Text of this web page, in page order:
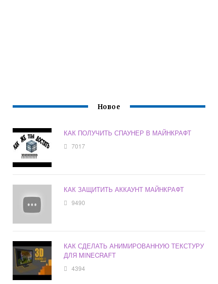
Новое
КАК ПОЛУЧИТЬ СПАУНЕР В МАЙНКРАФТ
7017
КАК ЗАЩИТИТЬ АККАУНТ МАЙНКРАФТ
9490
КАК СДЕЛАТЬ АНИМИРОВАННУЮ ТЕКСТУРУ
ДЛЯ MINECRAFT
4394